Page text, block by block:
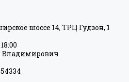
шоссе 14, ТРЦ Гудзон, 1